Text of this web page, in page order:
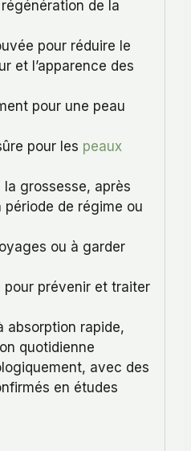
de la
pour réduire le
et l’apparence des
pour une peau
pour les peaux
la grossesse, après
de régime ou
ou à garder
pour prévenir et traiter
absorption rapide,
quotidienne
avec des
en études